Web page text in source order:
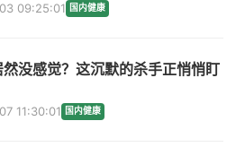
09:25:01 国内健康
没感觉？这沉默的杀手正悄悄盯
11:30:01 国内健康